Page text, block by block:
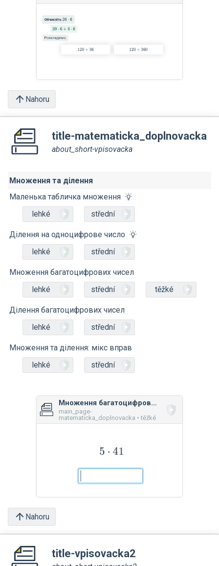
Nahoru
title-matematicka_doplnovacka
about_short-vpisovacka
Множення та ділення
Маленька табличка множення
lehké
střední
Ділення на одноцифрове число
lehké
střední
Множення багатоцифрових чисел
lehké
střední těžké
Ділення багатоцифрових чисел
lehké
střední
Множення та ділення: мікс вправ
lehké
střední
Множення багатоцифрових чисел
main_page-
matematicka_doplnovacka • těžké
Nahoru
title-vpisovacka2